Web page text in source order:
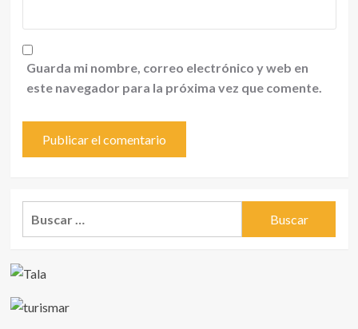
Guarda mi nombre, correo electrónico y web en
este navegador para la próxima vez que comente.